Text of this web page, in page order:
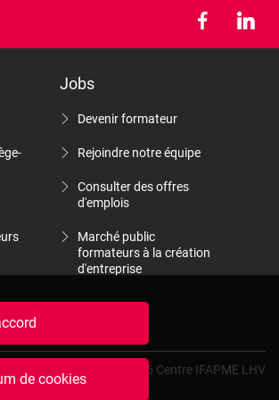
de cookies
Jobs
Devenir formateur
Rejoindre notre équipe
Consulter des offres
d'emplois
Marché public
formateurs à la création
d'entreprise
© 2026 Centre IFAPME LHV